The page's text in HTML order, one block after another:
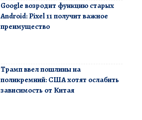
Google возродит функцию старых
Android: Pixel 11 получит важное
преимущество
Трамп ввел пошлины на
поликремний: США хотят ослабить
зависимость от Китая